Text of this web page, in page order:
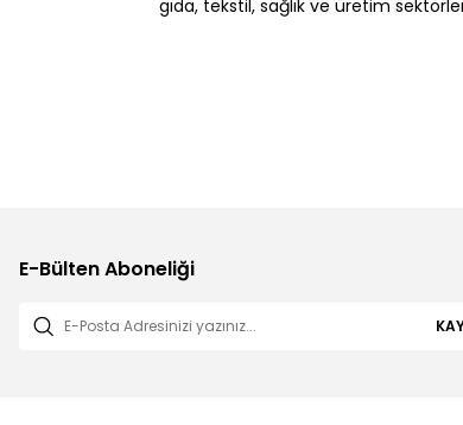
gıda, tekstil, sağlık ve üretim
E-Bülten Aboneliği